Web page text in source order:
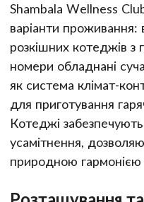
Shambala Wellness
варіанти проживання:
розкішних котеджів з
номери обладнані
як система клімат-
для приготування
Котеджі
усамітнення,
природною